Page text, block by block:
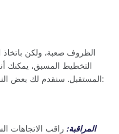
الظروف صعبة، ولكن
التخطيط المسبق، يمكنك
المستقبل. سنقدم لك بعض النصائح السريعة لكي ما عنه:
→ المراقبة: راقب الاتجاهات